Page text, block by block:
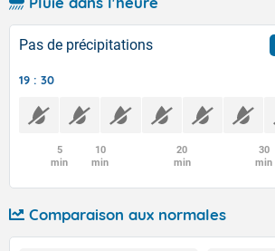
Pas de précipitations
19 : 30
5
min
10
min
20
min
30
min
Comparaison aux normales